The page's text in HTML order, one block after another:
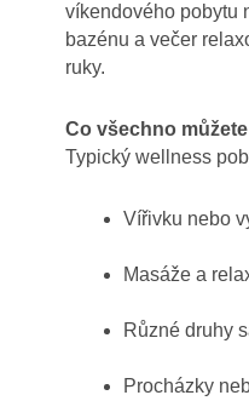
víkendového pobytu
bazénu a večer
ruky.
Co všechno
Typický wellness
Vířivku nebo
Masáže a
Různé druhy
Procházky